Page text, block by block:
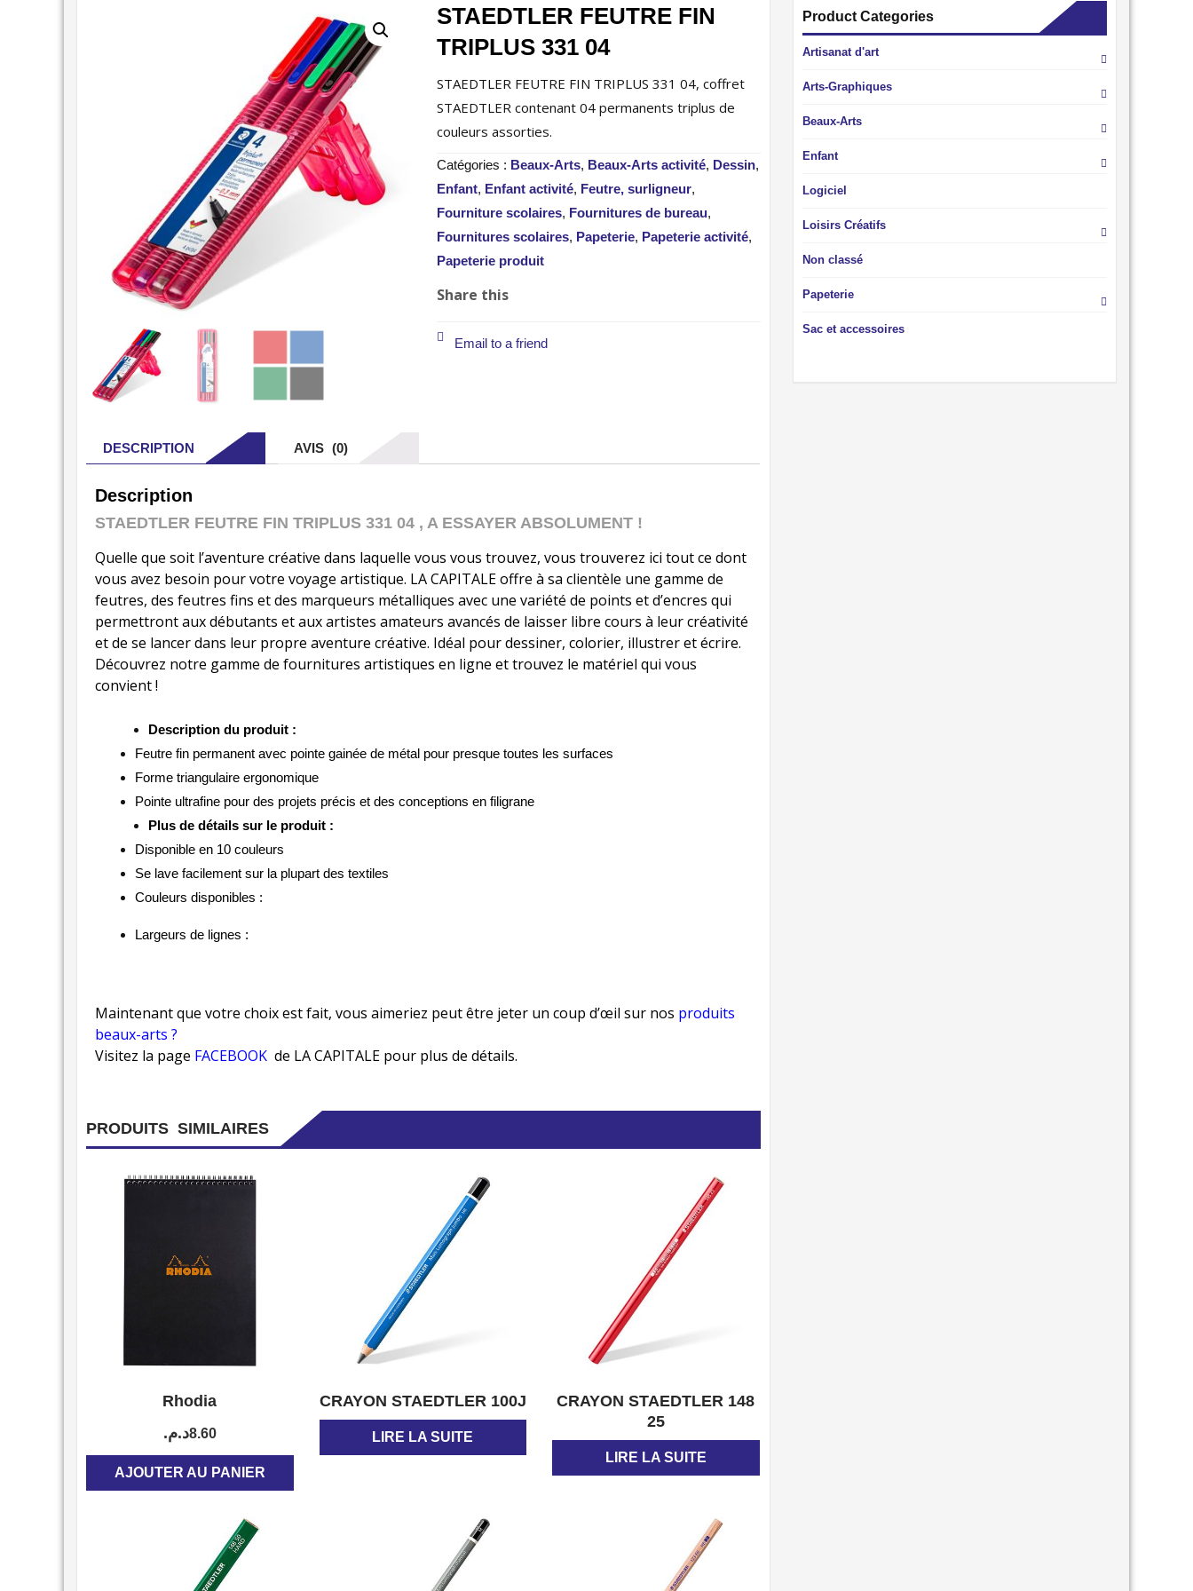
STAEDTLER FEUTRE FIN
TRIPLUS 331 04
STAEDTLER FEUTRE FIN TRIPLUS 331 04, coffret
STAEDTLER contenant 04 permanents triplus de
couleurs assorties.
Catégories : Beaux-Arts, Beaux-Arts activité, Dessin,
Enfant, Enfant activité, Feutre, surligneur,
Fourniture scolaires, Fournitures de bureau,
Fournitures scolaires, Papeterie, Papeterie activité,
Papeterie produit
Share this
Email to a friend
DESCRIPTION AVIS (0)
Description
STAEDTLER FEUTRE FIN TRIPLUS 331 04 , A ESSAYER ABSOLUMENT !
Quelle que soit l’aventure créative dans laquelle vous vous trouvez, vous trouverez ici tout ce dont
vous avez besoin pour votre voyage artistique. LA CAPITALE offre à sa clientèle une gamme de
feutres, des feutres fins et des marqueurs métalliques avec une variété de points et d’encres qui
permettront aux débutants et aux artistes amateurs avancés de laisser libre cours à leur créativité
et de se lancer dans leur propre aventure créative. Idéal pour dessiner, colorier, illustrer et écrire.
Découvrez notre gamme de fournitures artistiques en ligne et trouvez le matériel qui vous
convient !
Description du produit :
Feutre fin permanent avec pointe gainée de métal pour presque toutes les surfaces
Forme triangulaire ergonomique
Pointe ultrafine pour des projets précis et des conceptions en filigrane
Plus de détails sur le produit :
Disponible en 10 couleurs
Se lave facilement sur la plupart des textiles
Couleurs disponibles :
Largeurs de lignes :
Maintenant que votre choix est fait, vous aimeriez peut être jeter un coup d’œil sur nos produits
beaux-arts ?
Visitez la page FACEBOOK de LA CAPITALE pour plus de détails.
PRODUITS SIMILAIRES
Rhodia
8.60د.م.
AJOUTER AU PANIER
CRAYON STAEDTLER 100J
LIRE LA SUITE
CRAYON STAEDTLER 148
25
LIRE LA SUITE
Product Categories
Artisanat d'art
Arts-Graphiques
Beaux-Arts
Enfant
Logiciel
Loisirs Créatifs
Non classé
Papeterie
Sac et accessoires